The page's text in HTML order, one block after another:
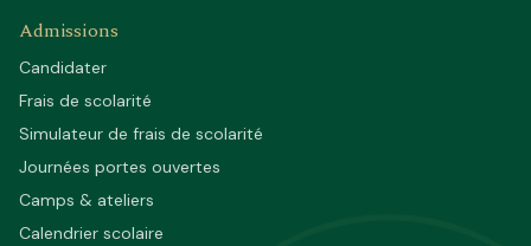
Admissions
Candidater
Frais de scolarité
Simulateur de frais de scolarité
Journées portes ouvertes
Camps & ateliers
Calendrier scolaire